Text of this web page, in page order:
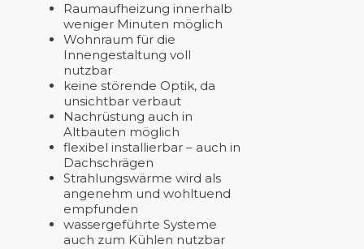
Raumaufheizung innerhalb
weniger Minuten möglich
Wohnraum für die
Innengestaltung voll
nutzbar
keine störende Optik, da
unsichtbar verbaut
Nachrüstung auch in
Altbauten möglich
flexibel installierbar – auch in
Dachschrägen
Strahlungswärme wird als
angenehm und wohltuend
empfunden
wassergeführte Systeme
auch zum Kühlen nutzbar